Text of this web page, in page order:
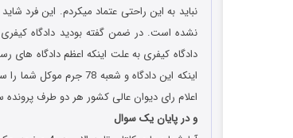
نباید به این راحتی عتماد میکردم. این فرد
نشده است. در ضمن گفته بودید دادگاه
دادگاه کیفری به علت اینکه اعظم دادگاه
اینکه این دادگاه و
اعلام رای دیوان عالی کشور هر دو طرف
و در پایان یک سوال